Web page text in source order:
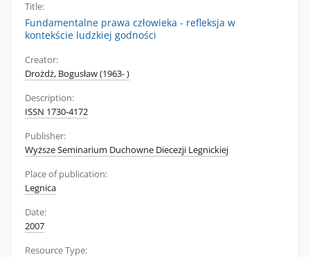
Title:
Fundamentalne prawa człowieka - refleksja w
kontekście ludzkiej godności
Creator:
Drożdż, Bogusław (1963- )
Description:
ISSN 1730-4172
Publisher:
Wyższe Seminarium Duchowne Diecezji Legnickiej
Place of publication:
Legnica
Date:
2007
Resource Type: